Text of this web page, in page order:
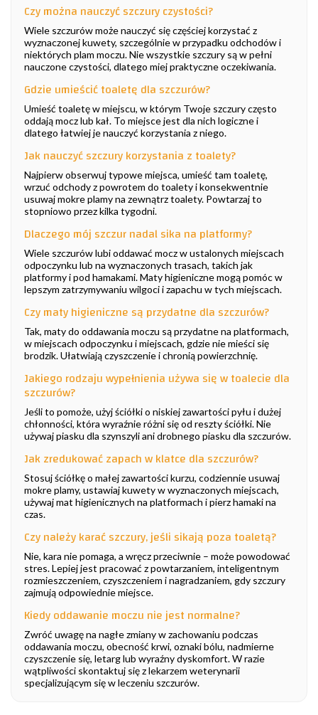
Czy można nauczyć szczury czystości?
Wiele szczurów może nauczyć się częściej korzystać z
wyznaczonej kuwety, szczególnie w przypadku odchodów i
niektórych plam moczu. Nie wszystkie szczury są w pełni
nauczone czystości, dlatego miej praktyczne oczekiwania.
Gdzie umieścić toaletę dla szczurów?
Umieść toaletę w miejscu, w którym Twoje szczury często
oddają mocz lub kał. To miejsce jest dla nich logiczne i
dlatego łatwiej je nauczyć korzystania z niego.
Jak nauczyć szczury korzystania z toalety?
Najpierw obserwuj typowe miejsca, umieść tam toaletę,
wrzuć odchody z powrotem do toalety i konsekwentnie
usuwaj mokre plamy na zewnątrz toalety. Powtarzaj to
stopniowo przez kilka tygodni.
Dlaczego mój szczur nadal sika na platformy?
Wiele szczurów lubi oddawać mocz w ustalonych miejscach
odpoczynku lub na wyznaczonych trasach, takich jak
platformy i pod hamakami. Maty higieniczne mogą pomóc w
lepszym zatrzymywaniu wilgoci i zapachu w tych miejscach.
Czy maty higieniczne są przydatne dla szczurów?
Tak, maty do oddawania moczu są przydatne na platformach,
w miejscach odpoczynku i miejscach, gdzie nie mieści się
brodzik. Ułatwiają czyszczenie i chronią powierzchnię.
Jakiego rodzaju wypełnienia używa się w toalecie dla
szczurów?
Jeśli to pomoże, użyj ściółki o niskiej zawartości pyłu i dużej
chłonności, która wyraźnie różni się od reszty ściółki. Nie
używaj piasku dla szynszyli ani drobnego piasku dla szczurów.
Jak zredukować zapach w klatce dla szczurów?
Stosuj ściółkę o małej zawartości kurzu, codziennie usuwaj
mokre plamy, ustawiaj kuwety w wyznaczonych miejscach,
używaj mat higienicznych na platformach i pierz hamaki na
czas.
Czy należy karać szczury, jeśli sikają poza toaletą?
Nie, kara nie pomaga, a wręcz przeciwnie – może powodować
stres. Lepiej jest pracować z powtarzaniem, inteligentnym
rozmieszczeniem, czyszczeniem i nagradzaniem, gdy szczury
zajmują odpowiednie miejsce.
Kiedy oddawanie moczu nie jest normalne?
Zwróć uwagę na nagłe zmiany w zachowaniu podczas
oddawania moczu, obecność krwi, oznaki bólu, nadmierne
czyszczenie się, letarg lub wyraźny dyskomfort. W razie
wątpliwości skontaktuj się z lekarzem weterynarii
specjalizującym się w leczeniu szczurów.